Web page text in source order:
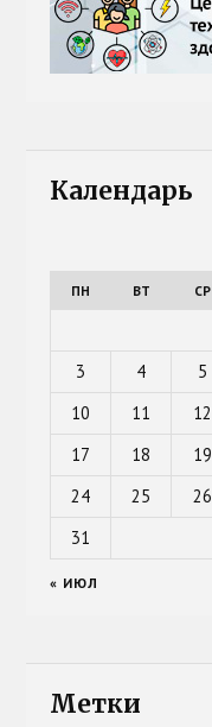
Календарь
ПН ВТ СР
3
4 5
10
11 12
17
18 19
24
25 26
31
« ИЮЛ
Метки